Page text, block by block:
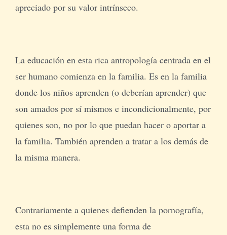
apreciado por su valor intrínseco.
La educación en esta rica antropología centrada en el
ser humano comienza en la familia. Es en la familia
donde los niños aprenden (o deberían aprender) que
son amados por sí mismos e incondicionalmente, por
quienes son, no por lo que puedan hacer o aportar a
la familia. También aprenden a tratar a los demás de
la misma manera.
Contrariamente a quienes defienden la pornografía,
esta no es simplemente una forma de